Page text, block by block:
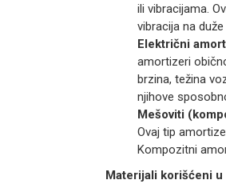
ili vibracijama.
vibracija na
Električni
amortizeri
brzina, težina
njihove
Mešoviti
Ovaj tip
Kompozitni
Materijali korišćeni